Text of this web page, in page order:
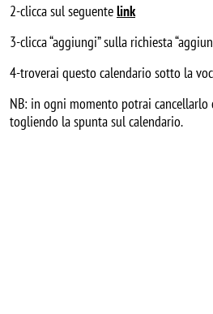
2-clicca sul seguentelink
3-clicca “aggiungi” sulla richiesta
4-troverai questo calendario sotto la
NB: in ogni momento potrai
togliendo la spunta sul calendario.